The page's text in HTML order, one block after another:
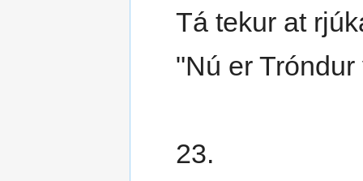
Tá tekur at
"Nú er
23.